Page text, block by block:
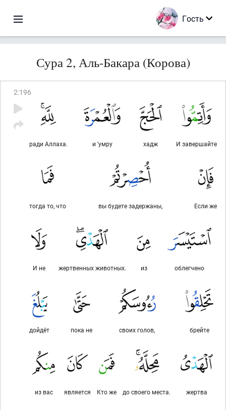
Гость
Сура 2, Аль-Бакара (Корова)
2:196
И завершайте
хадж
и 'умру
ради Аллаха.
Если же
вы будете задержаны,
тогда то, что
облегчено
из
жертвенных животных.
И не
брейте
своих голов,
пока не
дойдёт
жертва
до своего места.
Кто же
является
из вас